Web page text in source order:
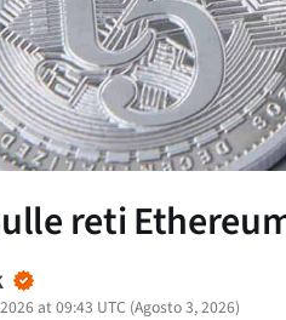
reti
at 09:43 UTC (Agosto 3, 2026)